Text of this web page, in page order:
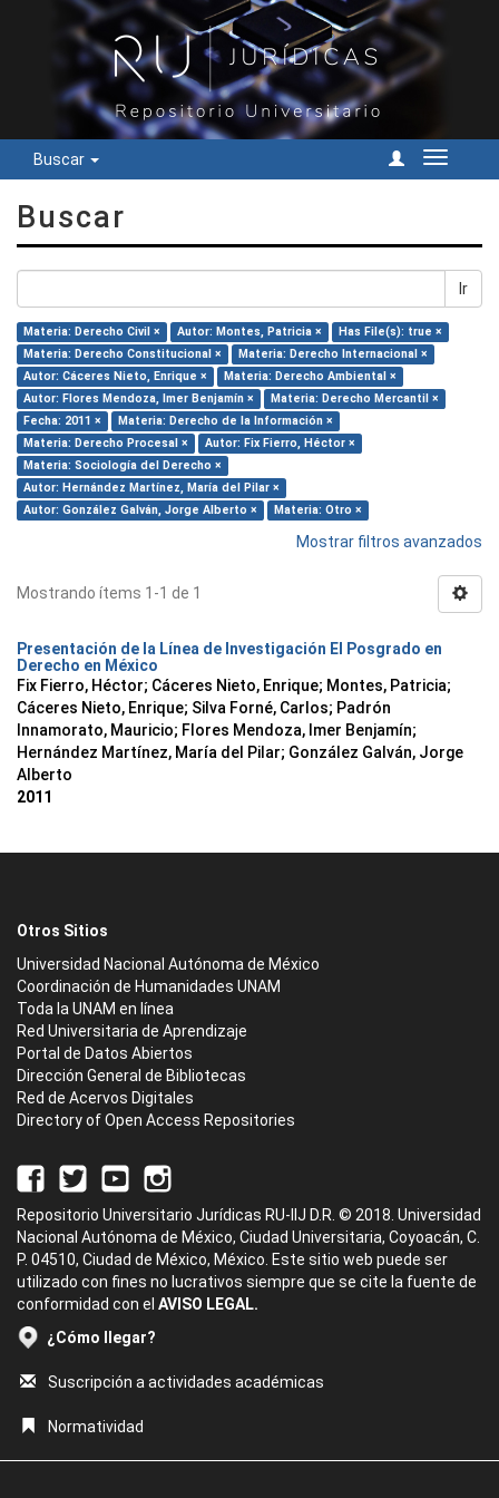
Buscar
Cambiar
Buscar
Ir
Materia: Derecho Civil × Autor: Montes, Patricia ×
Has File(s): true ×
Materia: Derecho Constitucional ×
Materia: Derecho Internacional ×
Autor: Cáceres Nieto, Enrique ×
Materia: Derecho Ambiental ×
Autor: Flores Mendoza, Imer Benjamín ×
Materia: Derecho Mercantil ×
Fecha: 2011 ×
Materia: Derecho de la Información ×
Materia: Derecho Procesal ×
Autor: Fix Fierro, Héctor ×
Materia: Sociología del Derecho ×
Autor: Hernández Martínez, María del Pilar ×
Autor: González Galván, Jorge Alberto ×
Materia: Otro ×
Mostrar filtros avanzados
Mostrando ítems 1-1 de 1
Presentación de la Línea de Investigación El Posgrado en
Derecho en México
Fix Fierro, Héctor; Cáceres Nieto, Enrique; Montes, Patricia;
Cáceres Nieto, Enrique; Silva Forné, Carlos; Padrón
Innamorato, Mauricio; Flores Mendoza, Imer Benjamín;
Hernández Martínez, María del Pilar; González Galván, Jorge
Alberto
2011
Otros Sitios
Universidad Nacional Autónoma de México
Coordinación de Humanidades UNAM
Toda la UNAM en línea
Red Universitaria de Aprendizaje
Portal de Datos Abiertos
Dirección General de Bibliotecas
Red de Acervos Digitales
Directory of Open Access Repositories
Repositorio Universitario Jurídicas RU-IIJ D.R. © 2018. Universidad
Nacional Autónoma de México, Ciudad Universitaria, Coyoacán, C.
P. 04510, Ciudad de México, México. Este sitio web puede ser
utilizado con fines no lucrativos siempre que se cite la fuente de
conformidad con el AVISO LEGAL.
¿Cómo llegar?
Suscripción a actividades académicas
Normatividad